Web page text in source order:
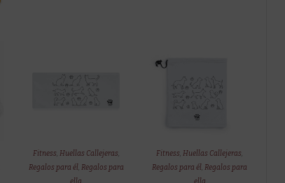
Fitness, Huellas Callejeras,
Regalos para él, Regalos para
ella
Fitness,Huellas Callejeras,
Regalos para él,Regalos para
ella